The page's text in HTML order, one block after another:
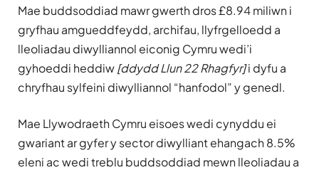
Mae buddsoddiad mawr gwerth dros £8.94 miliwn i
gryfhau amgueddfeydd, archifau, llyfrgelloedd a
lleoliadau diwylliannol eiconig Cymru wedi’i
gyhoeddi heddiw[ddydd Llun 22 Rhagfyr]i dyfu a
chryfhau sylfeini diwylliannol “hanfodol” y genedl.
Mae Llywodraeth Cymru eisoes wedi cynyddu ei
gwariant ar gyfer y sector diwylliant ehangach 8.5%
eleni ac wedi treblu buddsoddiad mewn lleoliadau a